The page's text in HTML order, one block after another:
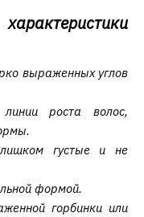
выраженных углов
роста волос,
густые и не
формой.
горбинки или